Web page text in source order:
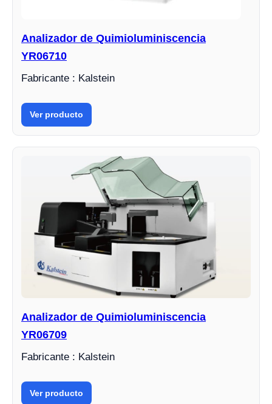
Analizador de Quimioluminiscencia
YR06710
Fabricante : Kalstein
Ver producto
Analizador de Quimioluminiscencia
YR06709
Fabricante : Kalstein
Ver producto